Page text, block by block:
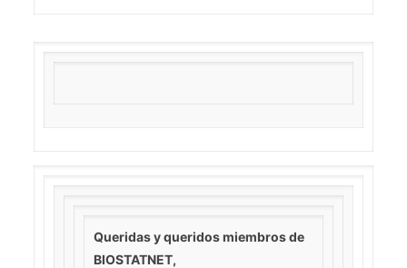
Queridas y queridos miembros de
BIOSTATNET,